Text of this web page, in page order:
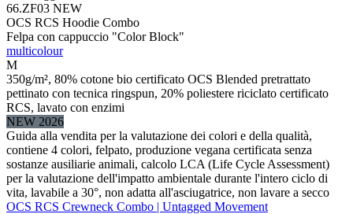
66.ZF03 NEW
OCS RCS Hoodie Combo
Felpa con cappuccio "Color Block"
multicolour
M
350g/m², 80% cotone bio certificato OCS Blended pretrattato
pettinato con tecnica ringspun, 20% poliestere riciclato certificato
RCS, lavato con enzimi
NEW 2026
Guida alla vendita per la valutazione dei colori e della qualità,
contiene 4 colori, felpato, produzione vegana certificata senza
sostanze ausiliarie animali, calcolo LCA (Life Cycle Assessment)
per la valutazione dell'impatto ambientale durante l'intero ciclo di
vita, lavabile a 30°, non adatta all'asciugatrice, non lavare a secco
OCS RCS Crewneck Combo | Untagged Movement